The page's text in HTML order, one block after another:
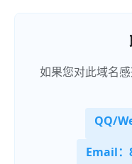
如果您对此域名
QQ/
Email：